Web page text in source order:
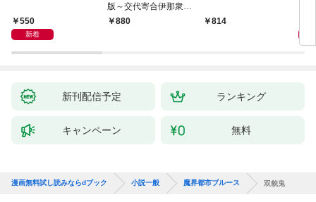
550
新着
版～交代寄合伊那衆異
聞（1）～
880 814
新刊配信予定 ランキング
キャンペーン 無料
漫画無料試し読みならdブック 小説一般 魔界都市ブルース 双貌鬼